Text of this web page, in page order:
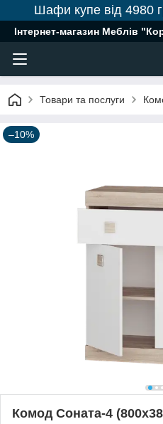
Шафи купе від 4980
Інтернет-магазин Меблів
Товари та послуги
–10%
Комод Соната-4